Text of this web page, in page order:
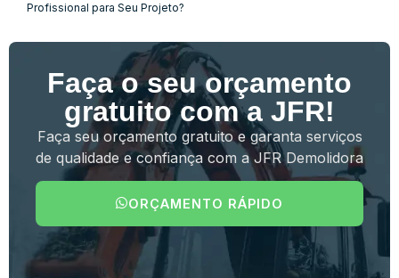
Profissional para Seu Projeto?
Faça o seu orçamento
gratuito com a JFR!
Faça seu orçamento gratuito e garanta serviços
de qualidade e confiança com a JFR Demolidora
ORÇAMENTO RÁPIDO